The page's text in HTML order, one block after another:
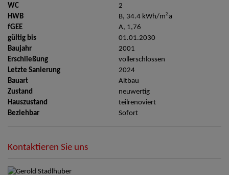
WC
2
HWB
B, 34.4 kWh/m2a
fGEE
A, 1,76
gültig bis
01.01.2030
Baujahr
2001
Erschließung
vollerschlossen
Letzte Sanierung
2024
Bauart
Altbau
Zustand
neuwertig
Hauszustand
teilrenoviert
Beziehbar
Sofort
Kontaktieren Sie uns